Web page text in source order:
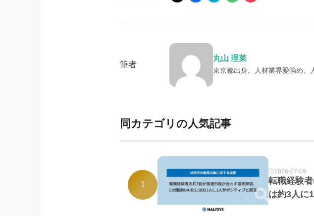
筆者
丸山 理菜
東京都出身。人材業界愛強め。
同カテゴリの人気記事
1
2026-07-09
転職経験
は約3人に